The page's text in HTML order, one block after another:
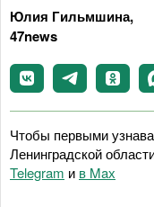
Юлия Гильмшина,
47news
Чтобы первыми
Ленинградской
Telegram и в Maх